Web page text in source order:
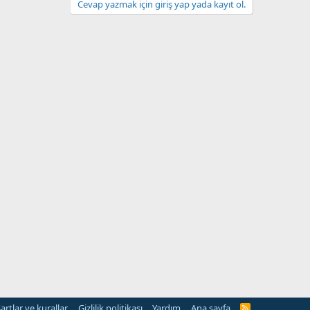
Cevap yazmak için giriş yap yada kayıt ol.
R